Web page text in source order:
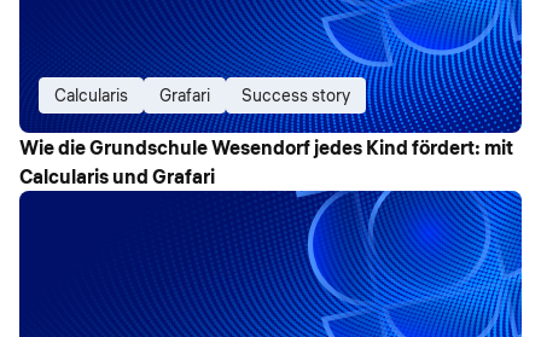
Calcularis Grafari Success story
Wie die Grundschule Wesendorf jedes Kind fördert: mit
Calcularis und Grafari